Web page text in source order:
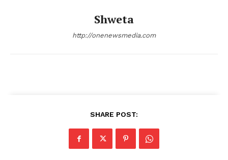
Shweta
http://onenewsmedia.com
SHARE POST: